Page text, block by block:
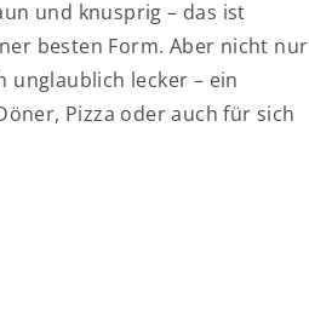
und knusprig – das ist
besten Form. Aber nicht nur
unglaublich lecker – ein
Pizza oder auch für sich